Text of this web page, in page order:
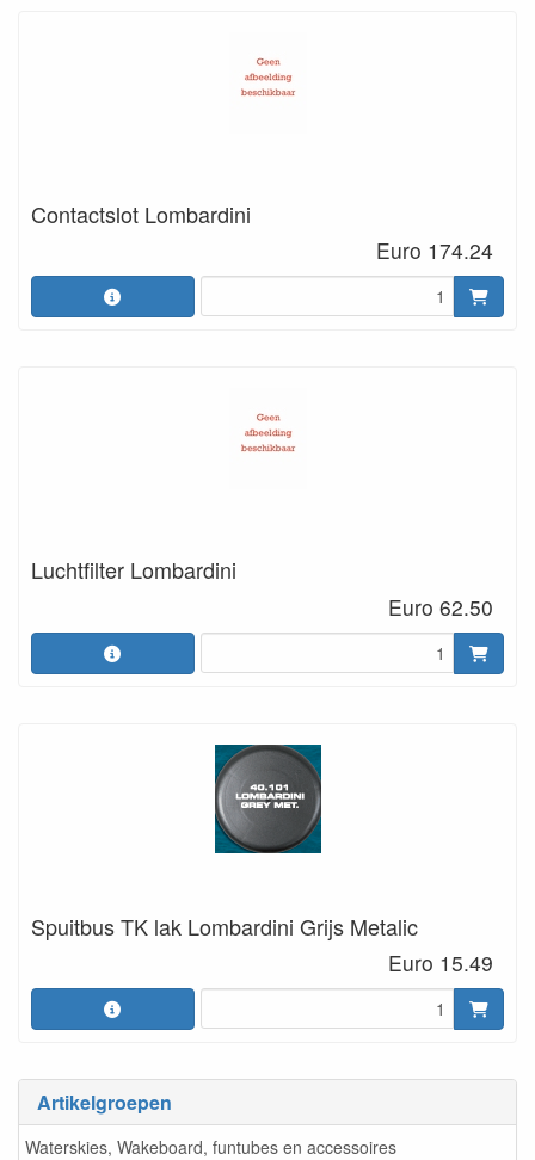
Artikelgroepen
Waterskies, Wakeboard, funtubes en accessoires
Contactslot Lombardini
Euro 174.24
Luchtfilter Lombardini
Euro 62.50
Spuitbus TK lak Lombardini Grijs Metalic
Euro 15.49